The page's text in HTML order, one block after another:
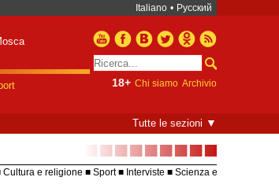
Italiano • Русский
18+ Chi siamo Archivio
Tutte le sezioni ▼
■■■■■■■■■
Cultura e religione Sport Interviste
Scienza e